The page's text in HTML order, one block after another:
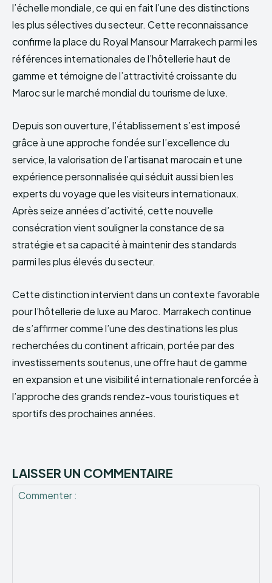
l’échelle mondiale, ce qui en fait l’une des distinctions
les plus sélectives du secteur. Cette reconnaissance
confirme la place du Royal Mansour Marrakech parmi les
références internationales de l’hôtellerie haut de
gamme et témoigne de l’attractivité croissante du
Maroc sur le marché mondial du tourisme de luxe.
Depuis son ouverture, l’établissement s’est imposé
grâce à une approche fondée sur l’excellence du
service, la valorisation de l’artisanat marocain et une
expérience personnalisée qui séduit aussi bien les
experts du voyage que les visiteurs internationaux.
Après seize années d’activité, cette nouvelle
consécration vient souligner la constance de sa
stratégie et sa capacité à maintenir des standards
parmi les plus élevés du secteur.
Cette distinction intervient dans un contexte favorable
pour l’hôtellerie de luxe au Maroc. Marrakech continue
de s’affirmer comme l’une des destinations les plus
recherchées du continent africain, portée par des
investissements soutenus, une offre haut de gamme
en expansion et une visibilité internationale renforcée à
l’approche des grands rendez-vous touristiques et
sportifs des prochaines années.
LAISSER UN COMMENTAIRE